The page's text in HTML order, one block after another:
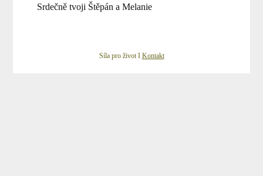
Srdečně tvoji Štěpán a Melanie
Síla pro život I Kontakt